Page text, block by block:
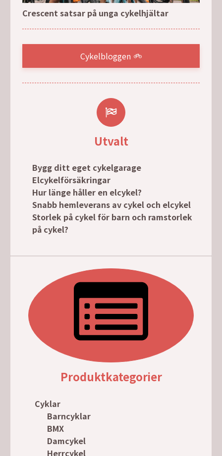
Crescent satsar på unga cykelhjältar
Cykelbloggen
Utvalt
Bygg ditt eget cykelgarage
Elcykelförsäkringar
Hur länge håller en elcykel?
Snabb hemleverans av cykel och elcykel
Storlek på cykel för barn och ramstorlek
på cykel?
Produktkategorier
Cyklar
Barncyklar
BMX
Damcykel
Herrcykel